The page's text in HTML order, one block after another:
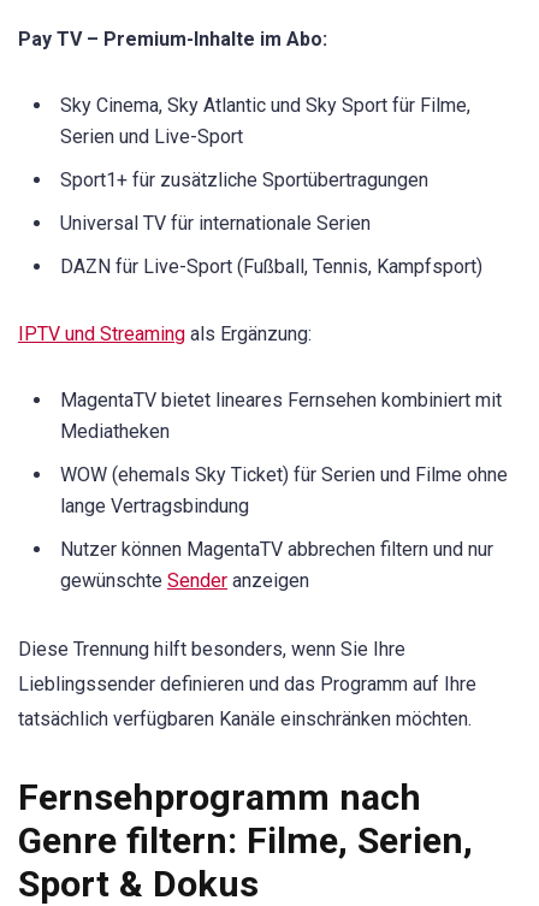
Pay TV – Premium-Inhalte im Abo:
Sky Cinema, Sky Atlantic und Sky Sport für Filme,
Serien und Live-Sport
Sport1+ für zusätzliche Sportübertragungen
Universal TV für internationale Serien
DAZN für Live-Sport (Fußball, Tennis, Kampfsport)
IPTV und Streaming als Ergänzung:
MagentaTV bietet lineares Fernsehen kombiniert mit
Mediatheken
WOW (ehemals Sky Ticket) für Serien und Filme ohne
lange Vertragsbindung
Nutzer können MagentaTV abbrechen filtern und nur
gewünschte Sender anzeigen
Diese Trennung hilft besonders, wenn Sie Ihre
Lieblingssender definieren und das Programm auf Ihre
tatsächlich verfügbaren Kanäle einschränken möchten.
Fernsehprogramm nach
Genre filtern: Filme, Serien,
Sport & Dokus